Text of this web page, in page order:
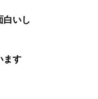
白いし
ます